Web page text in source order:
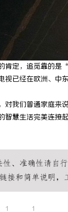
肯定，追觅靠的
视已经在欧洲、
对我们普通家庭
慧生活完美连
1 1